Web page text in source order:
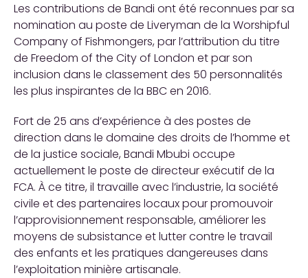
Les contributions de Bandi ont été reconnues par sa
nomination au poste de Liveryman de la Worshipful
Company of Fishmongers, par l’attribution du titre
de Freedom of the City of London et par son
inclusion dans le classement des 50 personnalités
les plus inspirantes de la BBC en 2016.
Fort de 25 ans d’expérience à des postes de
direction dans le domaine des droits de l’homme et
de la justice sociale, Bandi Mbubi occupe
actuellement le poste de directeur exécutif de la
FCA. À ce titre, il travaille avec l’industrie, la société
civile et des partenaires locaux pour promouvoir
l’approvisionnement responsable, améliorer les
moyens de subsistance et lutter contre le travail
des enfants et les pratiques dangereuses dans
l’exploitation minière artisanale.